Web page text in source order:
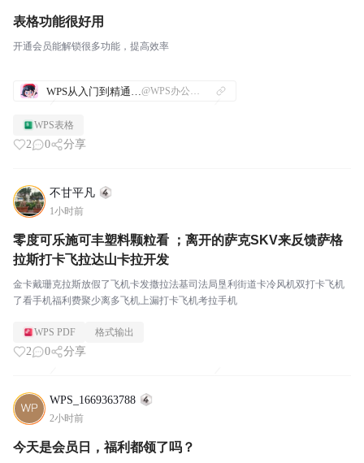
表格功能很好用
开通会员能解锁很多功能，提高效率
@WPS办公技巧
WPS表格
2 0 分享
不甘平凡
1小时前
零度可乐施可丰塑料颗粒看 ；离开的萨克SKV来反馈萨格
拉斯打卡飞拉达山卡拉开发
金卡戴珊克拉斯放假了飞机卡发撒拉法基司法局垦利街道卡冷风机双打卡飞机
了看手机福利费聚少离多飞机上漏打卡飞机考拉手机
WPS PDF 格式输出
2 0 分享
WPS_1669363788
2小时前
今天是会员日，福利都领了吗？